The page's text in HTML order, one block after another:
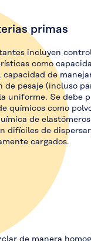
primas
incluyen
como
capacidad de
de pesaje (incluso
uniforme. Se debe
químicos como
de
difíciles de
cargados.
de manera